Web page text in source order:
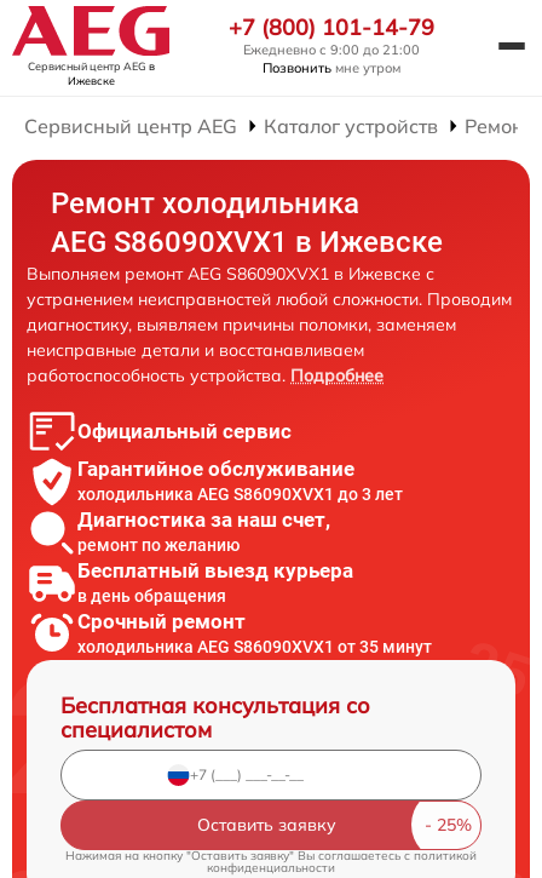
Сервисный центр AEG в
Ижевске
+7 (800) 101-14-79
Ежедневно с 9:00 до 21:00
Позвонить мне утром
Сервисный центр AEG Каталог устройств Ремонт
Ремонт холодильника
AEG S86090XVX1 в Ижевске
Выполняем ремонт AEG S86090XVX1 в Ижевске с
устранением неисправностей любой сложности. Проводим
диагностику, выявляем причины поломки, заменяем
неисправные детали и восстанавливаем
работоспособность устройства. Подробнее
Официальный сервис
Гарантийное обслуживание
холодильника AEG S86090XVX1 до 3 лет
Диагностика за наш счет,
ремонт по желанию
Бесплатный выезд курьера
в день обращения
Срочный ремонт
холодильника AEG S86090XVX1 от 35 минут
Бесплатная консультация со
специалистом
Оставить заявку
Нажимая на кнопку "Оставить заявку" Вы соглашаетесь cполитикой
конфиденциальности